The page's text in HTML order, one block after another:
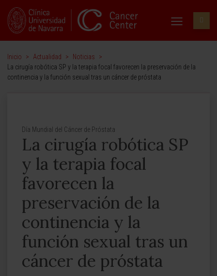
Inicio > Actualidad > Noticias
>
La cirugía robótica SP y la terapia focal favorecen la preservación de la
continencia y la función sexual tras un cáncer de próstata
Día Mundial del Cáncer de Próstata
La cirugía robótica SP
y la terapia focal
favorecen la
preservación de la
continencia y la
función sexual tras un
cáncer de próstata